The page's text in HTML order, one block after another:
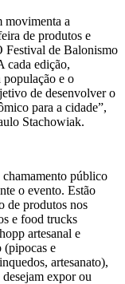
movimenta a
de produtos e
Festival de Balonismo
cada edição,
população e o
de desenvolver o
para a cidade”,
Stachowiak.
chamamento público
o evento. Estão
de produtos nos
e food trucks
artesanal e
(pipocas e
artesanato),
expor ou